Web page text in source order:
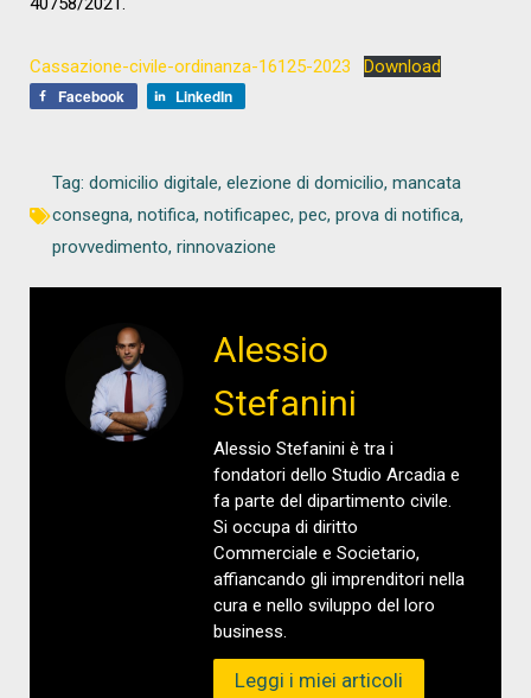
Cassazione-civile-ordinanza-16125-2023
Download
Facebook
LinkedIn
Tag: domicilio digitale, elezione di domicilio, mancata
consegna, notifica, notificapec, pec, prova di notifica,
provvedimento, rinnovazione
Alessio
Stefanini
Alessio Stefanini è tra i
fondatori dello Studio Arcadia e
fa parte del dipartimento civile.
Si occupa di diritto
Commerciale e Societario,
affiancando gli imprenditori nella
cura e nello sviluppo del loro
business.
Leggi i miei articoli